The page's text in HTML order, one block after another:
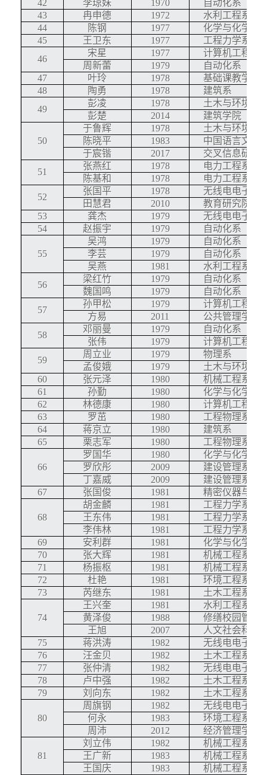
42 李琼妹 1970
自动化系
43
冉申德 1972
水利工程系
44
陈钢 1977
化学与化学工
45
王卫东 1977
工程力学系
46
宋星 1977
计算机工程与
周新蕾
1979
自动化系
47
叶玲 1978
基础课教学研
48
陶勇 1978
建筑系
49
彭凌 1978
土木与环境工
彭楚
2014 建筑学院
50
于鲁辉 1978
土木与环境工
陈晓平
1983
中国语言文学
于宸锴
2017
交叉信息研究
51
张燕红 1978
电力工程系
陈基和
1978
电力工程系
52
张国平 1978
无线电电子学
田慧君
2010
教育研究院
53
龚杰 1979
无线电电子学
54
赵振宇 1979 自动化系
55
吴鸿 1979
自动化系
李芸
1979
自动化系
吴燕
1981
水利工程系
56
梁红竹 1979
自动化系
魏国鸣
1979
自动化系
57
孙甲松 1979
计算机工程与
方易
2011
公共管理学院
58
邓丽曼 1979
自动化系
张伟
1979
计算机工程与
59
周立业 1979
物理系
孟俊娥
1979
土木与环境工
60
张元泽 1980
机械工程系
61
孙勤 1980
化学与化学工
62
林德康 1980
计算机工程与
63
罗茁 1980
工程物理系
64
蒋京立 1980
建筑系
65
栗志军 1980 工程物理系
66
罗国华 1980
化学与化学工
罗欣彤
2009
建设管理系
丁嘉威
2009
建设管理系
67
张国俊 1981 精密仪器与机
68
胡金麟 1981
工程力学系
王东伟
1981
工程力学系
李伟林
1981
工程力学系
69
安利群 1981
化学与化学工
70
张大辉 1981
机械工程系
71
杨振枢 1981
机械工程系
72
杜艳 1981
环境工程系
73
芮继东 1981 土木工程系
74
王兴奎 1981
水利工程系
黄泽俊
1988
修缮校园管理
王旭
2007
人文社会科学
75
蒋洪涛 1982
无线电电子学
76
汪金贝 1982
土木工程系
77
张仲清 1982
无线电电子学
78
卢中强 1982
土木工程系
79
刘向东 1982 土木工程系
80
周旗钢 1982
无线电电子学
何永
1983
环境工程系
周沛
2012 经济管理学院
81
刘立伟 1982
机械工程系
王广新
1983
机械工程系
王国庆
1983
机械工程系